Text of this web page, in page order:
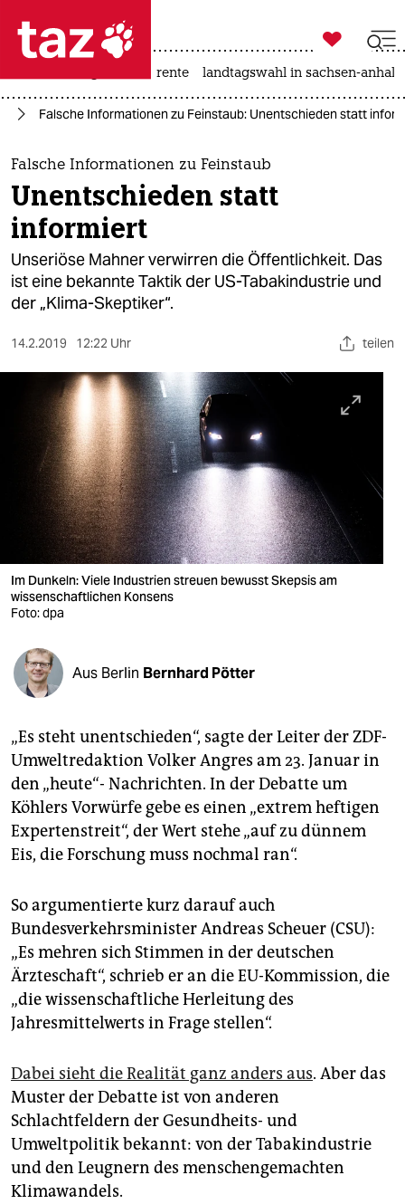
 taz zahl ich
taz zahl ich
themen
politik
öko
gesellschaft
sport
berlin
nord
wahrheit
verlag
verlag
veranstaltungen
fragen & hilfe
abo
genossenschaft
epaper login

taz zahl ich
rente landtagswahl in sachsen-anhalt
Falsche Informationen zu Feinstaub: Unentschieden statt
Falsche Informationen zu Feinstaub
Unentschieden statt
informiert
Unseriöse Mahner verwirren die Öffentlichkeit. Das
ist eine bekannte Taktik der US-Tabakindustrie und
der „Klima-Skeptiker“.
14.2.2019 12:22 Uhr teilen
Im Dunkeln: Viele Industrien streuen bewusst Skepsis am
wissenschaftlichen Konsens
Foto: dpa
Aus Berlin Bernhard Pötter
„Es steht unentschieden“, sagte der Leiter der ZDF-
Umweltredaktion Volker Angres am 23. Januar in
den „heute“- Nachrichten. In der Debatte um
Köhlers Vorwürfe gebe es einen „extrem heftigen
Expertenstreit“, der Wert stehe „auf zu dünnem
Eis, die Forschung muss nochmal ran“.
So argumentierte kurz darauf auch
Bundesverkehrsminister Andreas Scheuer (CSU):
„Es mehren sich Stimmen in der deutschen
Ärzteschaft“, schrieb er an die EU-Kommission, die
„die wissenschaftliche Herleitung des
Jahresmittelwerts in Frage stellen“.
Dabei sieht die Realität ganz anders aus. Aber das
Muster der Debatte ist von anderen
Schlachtfeldern der Gesundheits- und
Umweltpolitik bekannt: von der Tabakindustrie
und den Leugnern des menschengemachten
Klimawandels.